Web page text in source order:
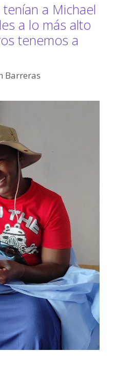
a Michael
a lo más alto
tenemos a
Barreras